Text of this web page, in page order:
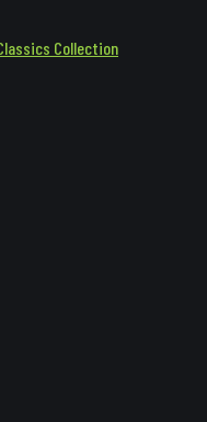
Collection